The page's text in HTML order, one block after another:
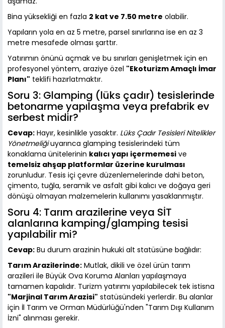
Bina yüksekliği en fazla 2 kat ve 7.50 metre olabilir.
Yapıların yola en az 5 metre, parsel sınırlarına ise en az 3
metre mesafede olması şarttır.
Yatırımın önünü açmak ve bu sınırları genişletmek için en
profesyonel yöntem, araziye özel "Ekoturizm Amaçlı İmar
Planı" teklifi hazırlatmaktır.
Soru 3: Glamping (lüks çadır) tesislerinde
betonarme yapılaşma veya prefabrik ev
serbest midir?
Cevap: Hayır, kesinlikle yasaktır. Lüks Çadır Tesisleri Nitelikler
Yönetmeliğiuyarınca glamping tesislerindeki tüm
konaklama ünitelerinin kalıcı yapı içermemesi ve
temelsiz ahşap platformlar üzerine kurulması
zorunludur. Tesis içi çevre düzenlemelerinde dahi beton,
çimento, tuğla, seramik ve asfalt gibi kalıcı ve doğaya geri
dönüşü olmayan malzemelerin kullanımı yasaklanmıştır.
Soru 4: Tarım arazilerine veya SİT
alanlarına kamping/glamping tesisi
yapılabilir mi?
Cevap: Bu durum arazinin hukuki alt statüsüne bağlıdır:
Tarım Arazilerinde: Mutlak, dikili ve özel ürün tarım
arazileri ile Büyük Ova Koruma Alanları yapılaşmaya
tamamen kapalıdır. Turizm yatırımı yapılabilecek tek istisna
"Marjinal Tarım Arazisi" statüsündeki yerlerdir. Bu alanlar
için İl Tarım ve Orman Müdürlüğü'nden "Tarım Dışı Kullanım
İzni" alınması gerekir.